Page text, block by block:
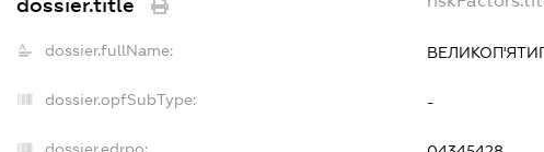
dossier.fullName:
dossier.opfSubType: -
dossier.edrpo: